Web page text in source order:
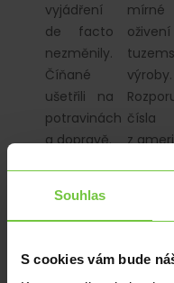
Souhlas
S cookies vám bude
vyjádření
de facto
nezměnily.
Číňané
ušetřili na
potravinách
a dopravě.
mírné
oživení
výroby.
čísla
z